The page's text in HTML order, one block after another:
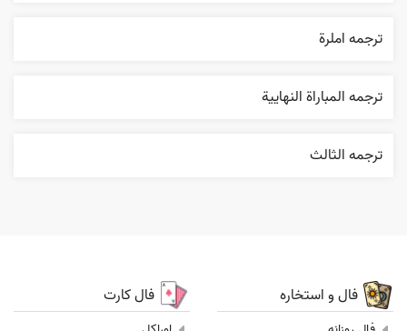
ترجمه املرة
ترجمه المباراة النهایية
ترجمه الثالث
فال و استخاره فال کارت